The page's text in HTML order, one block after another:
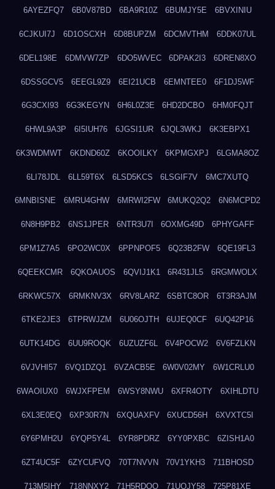
6AYEZFQ7 6B0V87BD 6BA9R10Z 6BUMJY5E 6BVXINIU
6CJKUI7J 6D1OSCXH 6D8BUPZM 6DCMVTHM 6DDK07UL
6DEL198E 6DMVW7ZP 6DO5WVEC 6DPAK2I3 6DREN8XO
6DSSGCV5 6EEGL9Z9 6EI21UCB 6EMNTEE0 6F1DJ5WF
6G3CXI93 6G3KEGYN 6H6L0Z3E 6HD2DCBO 6HM0FQJT
6HWL9A3P 6I5IUH76 6JGSI1UR 6JQL3WKJ 6K3EBPX1
6K3WDMWT 6KDND60Z 6KOOILKY 6KPMGXPJ 6LGMA8OZ
6LI78JDL 6LL59T6X 6LSD5KCS 6LSGIF7V 6MC7XUTQ
6MNBISNE 6MRU4GHW 6MRWI2FW 6MUKQ2Q2 6N6MCPD2
6N8H9PB2 6NS1JPER 6NTR3U7I 6OXMG49D 6PHYGAFF
6PM1Z7A5 6PO2WC0X 6PPNPOF5 6Q23B2FW 6QE19FL3
6QEEKCMR 6QKOAUOS 6QVIJ1K1 6R431JL5 6RGMWOLX
6RKWC57X 6RMKNV3X 6RV8LARZ 6SBTC8OR 6T3R3AJM
6TKE2JE3 6TPRWJZM 6U06OJTH 6UJEQ0CF 6UQ42P16
6UTK14DG 6UU9ROQK 6UZUZF6L 6V4POCW2 6V6FZLKN
6VJVHI57 6VQ1DZQ1 6VZACB5E 6W0V02MY 6W1CRLU0
6WAOIUX0 6WJXFPEM 6WSY8NWU 6XFR4OTY 6XIHLDTU
6XL3E0EQ 6XP30R7N 6XQUAXFV 6XUCD56H 6XVXTC5I
6Y6PMH2U 6YQP5Y4L 6YR8PDRZ 6YY0PXBC 6ZISH1A0
6ZT4UC5F 6ZYCUFVQ 70T7NVVN 70V1YKH3 711BHOSD
713M5IHY 718NNXY2 71H5RDOO 71UQJY58 725P81XE